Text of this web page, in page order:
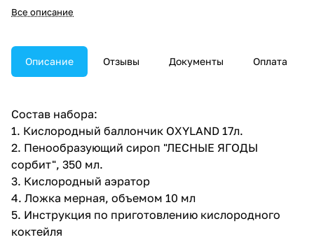
Все описание
Описание Отзывы Документы Оплата
Состав набора:
1. Кислородный баллончик OXYLAND 17л.
2. Пенообразующий сироп "ЛЕСНЫЕ ЯГОДЫ
сорбит", 350 мл.
3. Кислородный аэратор
4. Ложка мерная, объемом 10 мл
5. Инструкция по приготовлению кислородного
коктейля